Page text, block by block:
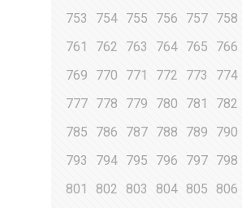
753
754 755 756 757 758
761
762 763 764 765 766
769
770 771 772 773 774
777 778 779 780 781 782
785
786 787 788 789 790
793
794 795 796 797 798
801
802 803 804 805 806